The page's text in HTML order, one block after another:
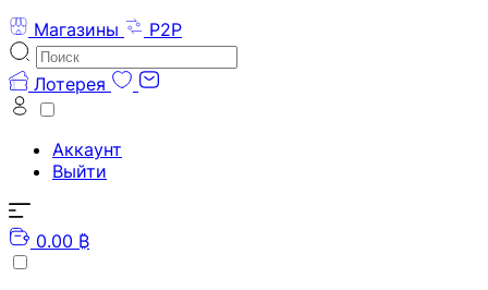
Магазины
P2P
Лотерея
Аккаунт
Выйти
0.00 ₿